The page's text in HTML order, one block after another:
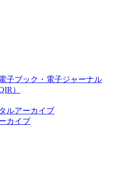
子ブック・電子ジャーナル
）
ルアーカイブ
カイブ